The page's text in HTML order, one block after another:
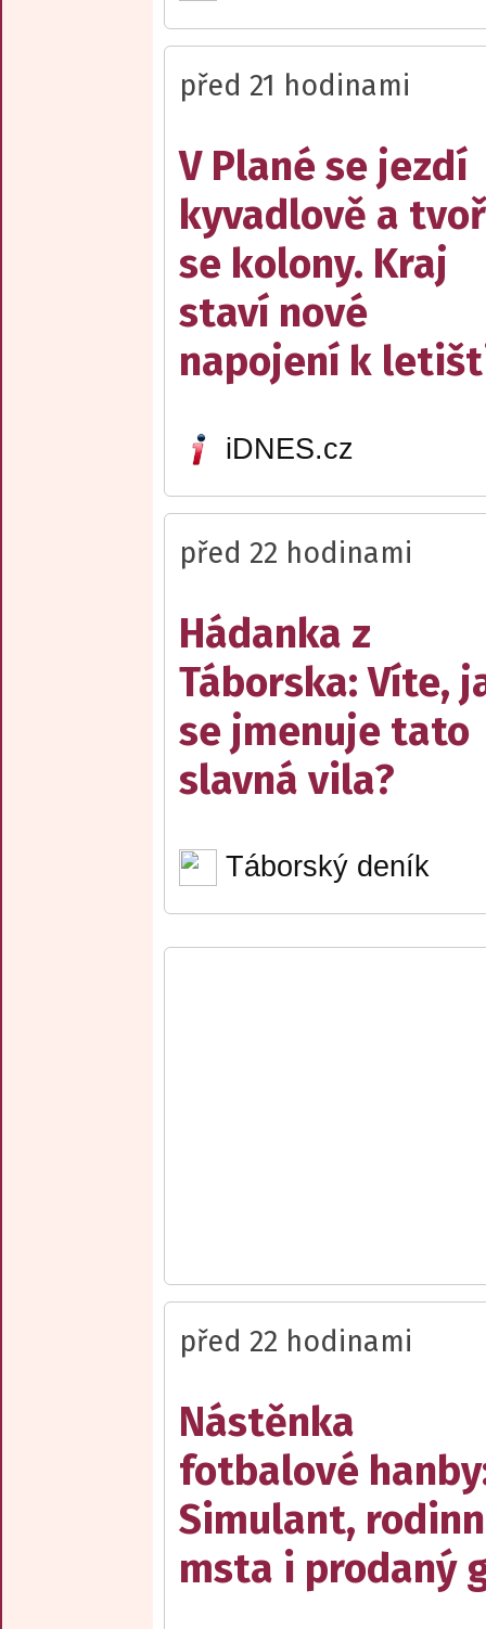
před 21 hodinami
V Plané se jezdí
kyvadlově a
se kolony. Kraj
staví nové
napojení k
iDNES.cz
před 22 hodinami
Hádanka z
Táborska: Víte,
se jmenuje tato
slavná vila?
Táborský deník
před 22 hodinami
Nástěnka
fotbalové
Simulant,
msta i prodaný